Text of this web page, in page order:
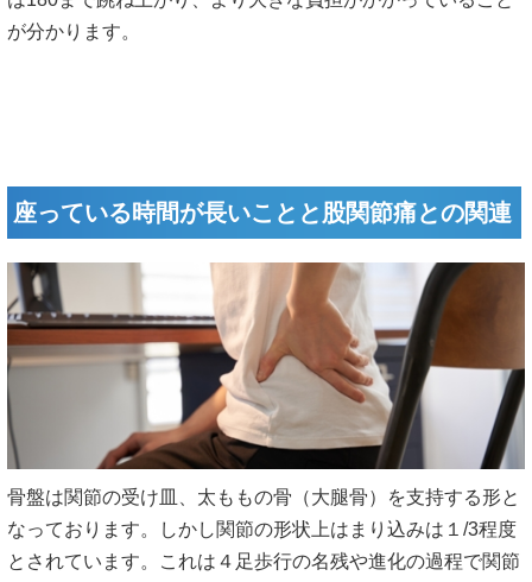
が分かります。
座っている時間が長いことと股関節痛との関連
骨盤は関節の受け皿、太ももの骨（大腿骨）を支持する形と
なっております。しかし関節の形状上はまり込みは１/3程度
とされています。これは４足歩行の名残や進化の過程で関節